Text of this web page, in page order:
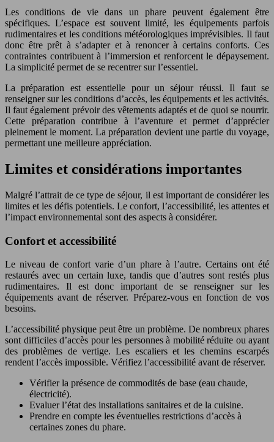
Les conditions de vie dans un phare peuvent également être
spécifiques. L’espace est souvent limité, les équipements parfois
rudimentaires et les conditions météorologiques imprévisibles. Il faut
donc être prêt à s’adapter et à renoncer à certains conforts. Ces
contraintes contribuent à l’immersion et renforcent le dépaysement.
La simplicité permet de se recentrer sur l’essentiel.
La préparation est essentielle pour un séjour réussi. Il faut se
renseigner sur les conditions d’accès, les équipements et les activités.
Il faut également prévoir des vêtements adaptés et de quoi se nourrir.
Cette préparation contribue à l’aventure et permet d’apprécier
pleinement le moment. La préparation devient une partie du voyage,
permettant une meilleure appréciation.
Limites et considérations importantes
Malgré l’attrait de ce type de séjour, il est important de considérer les
limites et les défis potentiels. Le confort, l’accessibilité, les attentes et
l’impact environnemental sont des aspects à considérer.
Confort et accessibilité
Le niveau de confort varie d’un phare à l’autre. Certains ont été
restaurés avec un certain luxe, tandis que d’autres sont restés plus
rudimentaires. Il est donc important de se renseigner sur les
équipements avant de réserver. Préparez-vous en fonction de vos
besoins.
L’accessibilité physique peut être un problème. De nombreux phares
sont difficiles d’accès pour les personnes à mobilité réduite ou ayant
des problèmes de vertige. Les escaliers et les chemins escarpés
rendent l’accès impossible. Vérifiez l’accessibilité avant de réserver.
Vérifier la présence de commodités de base (eau chaude,
électricité).
Evaluer l’état des installations sanitaires et de la cuisine.
Prendre en compte les éventuelles restrictions d’accès à
certaines zones du phare.